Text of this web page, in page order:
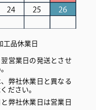
工品休業日
営業日の発送とさせ
弊社休業日と異なる
ださい。
弊社休業日は営業日